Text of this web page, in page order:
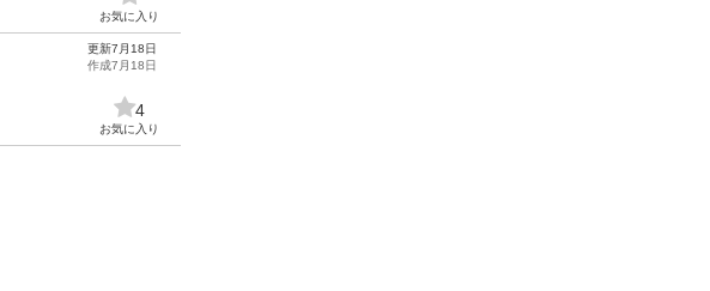
お気に入り
更新7月18日
作成7月18日
4
お気に入り